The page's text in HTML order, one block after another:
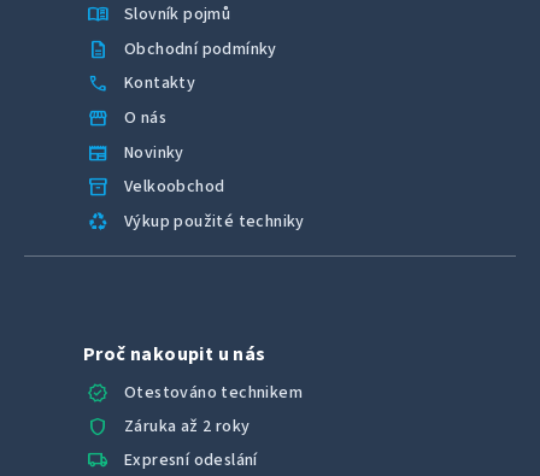
menu_book Slovník pojmů
description Obchodní podmínky
call Kontakty
storefront O nás
newspaper Novinky
inventory_2 Velkoobchod
recycling Výkup použité techniky
Proč nakoupit u nás
verified
Otestováno technikem
shield Záruka až 2 roky
local_shipping Expresní odeslání